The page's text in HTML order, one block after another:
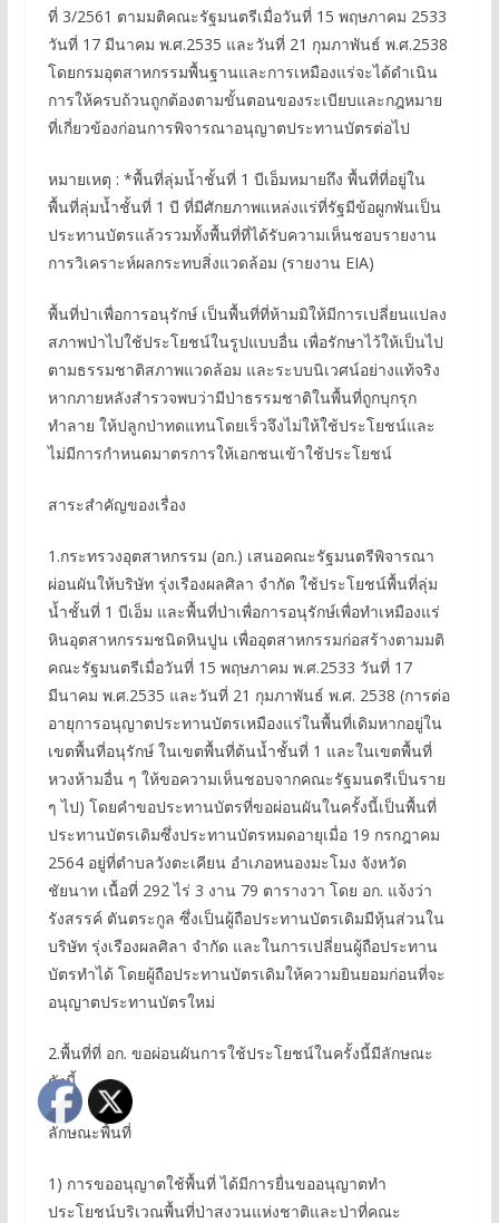
ที่ 3/2561 ตามมติคณะรัฐมนตรีเมื่อวันที่ 15 พฤษภาคม 2533
วันที่ 17 มีนาคม พ.ศ.2535 และวันที่ 21 กุมภาพันธ์ พ.ศ.2538
โดยกรมอุตสาหกรรมพื้นฐานและการเหมืองแร่จะได้ดำเนิน
การให้ครบถ้วนถูกต้องตามขั้นตอนของระเบียบและกฎหมาย
ที่เกี่ยวข้องก่อนการพิจารณาอนุญาตประทานบัตรต่อไป
หมายเหตุ : *พื้นที่ลุ่มน้ำชั้นที่ 1 บีเอ็มหมายถึง พื้นที่ที่อยู่ใน
พื้นที่ลุ่มน้ำชั้นที่ 1 บี ที่มีศักยภาพแหล่งแร่ที่รัฐมีข้อผูกพันเป็น
ประทานบัตรแล้วรวมทั้งพื้นที่ที่ได้รับความเห็นชอบรายงาน
การวิเคราะห์ผลกระทบสิ่งแวดล้อม (รายงาน EIA)
พื้นที่ป่าเพื่อการอนุรักษ์ เป็นพื้นที่ที่ห้ามมิให้มีการเปลี่ยนแปลง
สภาพป่าไปใช้ประโยชน์ในรูปแบบอื่น เพื่อรักษาไว้ให้เป็นไป
ตามธรรมชาติสภาพแวดล้อม และระบบนิเวศน์อย่างแท้จริง
หากภายหลังสำรวจพบว่ามีป่าธรรมชาติในพื้นที่ถูกบุกรุก
ทำลาย ให้ปลูกป่าทดแทนโดยเร็วจึงไม่ให้ใช้ประโยชน์และ
ไม่มีการกำหนดมาตรการให้เอกชนเข้าใช้ประโยชน์
สาระสำคัญของเรื่อง
1.กระทรวงอุตสาหกรรม (อก.) เสนอคณะรัฐมนตรีพิจารณา
ผ่อนผันให้บริษัท รุ่งเรืองผลศิลา จำกัด ใช้ประโยชน์พื้นที่ลุ่ม
น้ำชั้นที่ 1 บีเอ็ม และพื้นที่ป่าเพื่อการอนุรักษ์เพื่อทำเหมืองแร่
หินอุตสาหกรรมชนิดหินปูน เพื่ออุตสาหกรรมก่อสร้างตามมติ
คณะรัฐมนตรีเมื่อวันที่ 15 พฤษภาคม พ.ศ.2533 วันที่ 17
มีนาคม พ.ศ.2535 และวันที่ 21 กุมภาพันธ์ พ.ศ. 2538 (การต่อ
อายุการอนุญาตประทานบัตรเหมืองแร่ในพื้นที่เดิมหากอยู่ใน
เขตพื้นที่อนุรักษ์ ในเขตพื้นที่ต้นน้ำชั้นที่ 1 และในเขตพื้นที่
หวงห้ามอื่น ๆ ให้ขอความเห็นชอบจากคณะรัฐมนตรีเป็นราย
ๆ ไป) โดยคำขอประทานบัตรที่ขอผ่อนผันในครั้งนี้เป็นพื้นที่
ประทานบัตรเดิมซึ่งประทานบัตรหมดอายุเมื่อ 19 กรกฎาคม
2564 อยู่ที่ตำบลวังตะเคียน อำเภอหนองมะโมง จังหวัด
ชัยนาท เนื้อที่ 292 ไร่ 3 งาน 79 ตารางวา โดย อก. แจ้งว่า
รังสรรค์ ตันตระกูล ซึ่งเป็นผู้ถือประทานบัตรเดิมมีหุ้นส่วนใน
บริษัท รุ่งเรืองผลศิลา จำกัด และในการเปลี่ยนผู้ถือประทาน
บัตรทำได้ โดยผู้ถือประทานบัตรเดิมให้ความยินยอมก่อนที่จะ
อนุญาตประทานบัตรใหม่
2.พื้นที่ที่ อก. ขอผ่อนผันการใช้ประโยชน์ในครั้งนี้มีลักษณะ
ดังนี้
ลักษณะพื้นที่
1) การขออนุญาตใช้พื้นที่ ได้มีการยื่นขออนุญาตทำ
ประโยชน์บริเวณพื้นที่ป่าสงวนแห่งชาติและป่าที่คณะ